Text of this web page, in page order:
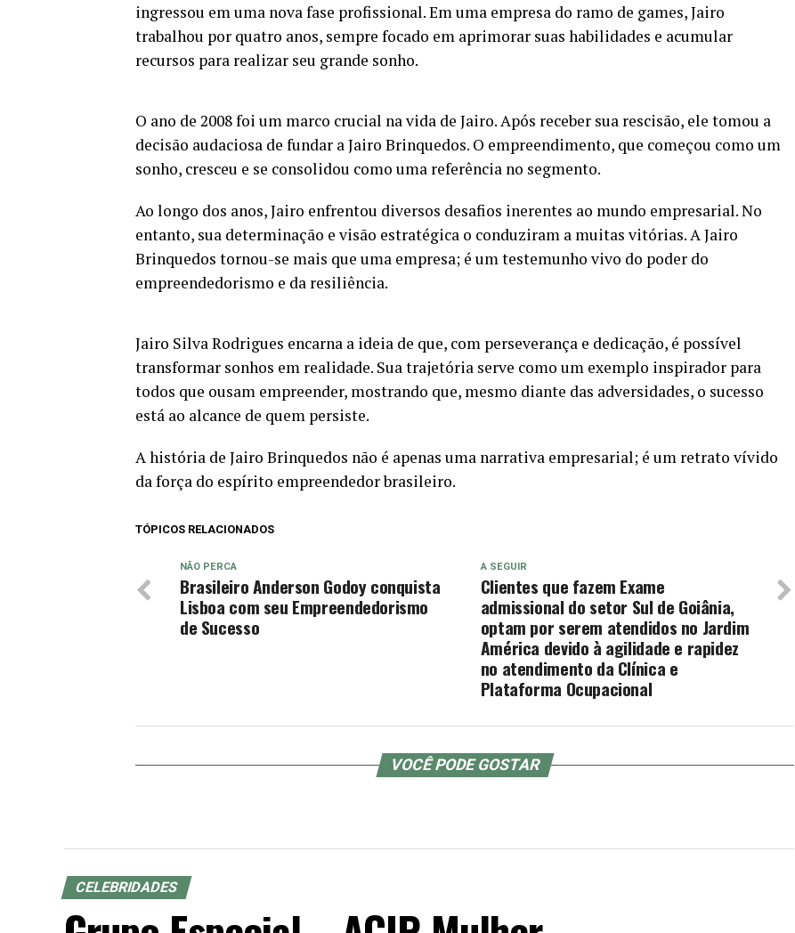
ingressou em uma nova fase profissional. Em uma empresa do ramo de games, Jairo
trabalhou por quatro anos, sempre focado em aprimorar suas habilidades e acumular
recursos para realizar seu grande sonho.
O ano de 2008 foi um marco crucial na vida de Jairo. Após receber sua rescisão, ele tomou a
decisão audaciosa de fundar a Jairo Brinquedos. O empreendimento, que começou como um
sonho, cresceu e se consolidou como uma referência no segmento.
Ao longo dos anos, Jairo enfrentou diversos desafios inerentes ao mundo empresarial. No
entanto, sua determinação e visão estratégica o conduziram a muitas vitórias. A Jairo
Brinquedos tornou-se mais que uma empresa; é um testemunho vivo do poder do
empreendedorismo e da resiliência.
Jairo Silva Rodrigues encarna a ideia de que, com perseverança e dedicação, é possível
transformar sonhos em realidade. Sua trajetória serve como um exemplo inspirador para
todos que ousam empreender, mostrando que, mesmo diante das adversidades, o sucesso
está ao alcance de quem persiste.
A história de Jairo Brinquedos não é apenas uma narrativa empresarial; é um retrato vívido
da força do espírito empreendedor brasileiro.
TÓPICOS RELACIONADOS
A SEGUIR
Clientes que fazem Exame
admissional do setor Sul de Goiânia,
optam por serem atendidos no Jardim
América devido à agilidade e rapidez
no atendimento da Clínica e
Plataforma Ocupacional
NÃO PERCA
Brasileiro Anderson Godoy conquista
Lisboa com seu Empreendedorismo
de Sucesso
VOCÊ PODE GOSTAR
CELEBRIDADES